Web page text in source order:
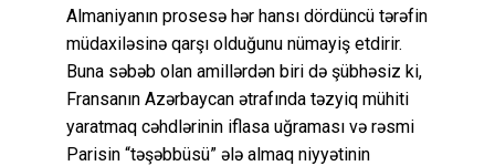
Almaniyanın prosesə hər hansı dördüncü tərəfin
müdaxiləsinə qarşı olduğunu nümayiş etdirir.
Buna səbəb olan amillərdən biri də şübhəsiz ki,
Fransanın Azərbaycan ətrafında təzyiq mühiti
yaratmaq cəhdlərinin iflasa uğraması və rəsmi
Parisin “təşəbbüsü” ələ almaq niyyətinin